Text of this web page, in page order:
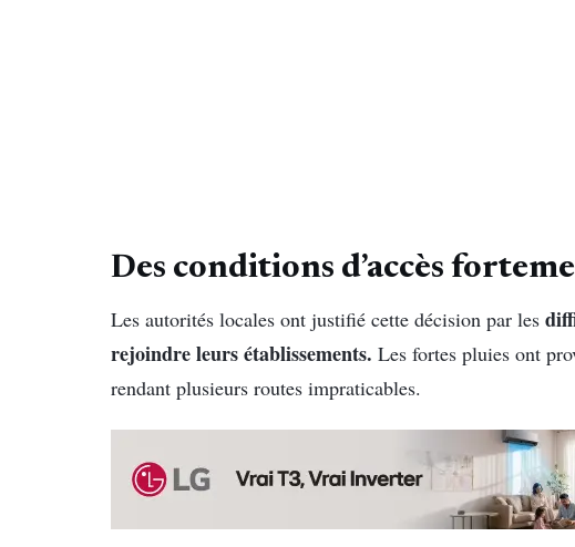
Des conditions d’accès
Les autorités locales ont justifié cette décision par les
rejoindre leurs établissements. Les fortes pluies ont
rendant plusieurs routes impraticables.